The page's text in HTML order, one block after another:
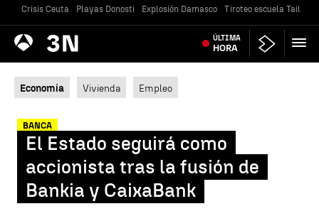
Crisis Ceuta Playas Donosti Explosión Damasco Tiroteo escuela
Antena
3 Noticias ÚLTIMA
HORA
Economía Vivienda Empleo
BANCA
El Estado seguirá como
accionista tras la fusión de
Bankia y CaixaBank